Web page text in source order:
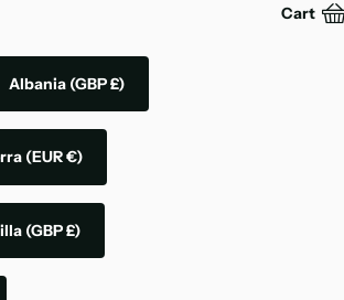
Albania (GBP £)
(EUR €)
(GBP £)
Cart